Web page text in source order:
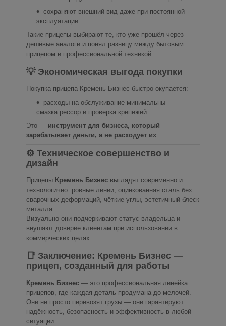
сохраняют внешний вид даже при постоянной
эксплуатации.
Такие прицепы выбирают те, кто уже прошёл через
дешёвые аналоги и понял разницу между бытовым
прицепом и профессиональной техникой.
💡 Экономическая выгода покупки
Покупка прицепа Кремень Бизнес быстро окупается:
расходы на обслуживание минимальны —
смазка рессор и проверка крепежей.
Это — инструмент для бизнеса, который
зарабатывает деньги, а не расходует их.
⚙ Техническое совершенство и
дизайн
Прицепы Кремень Бизнес выглядят современно и
технологично: ровные линии, оцинкованная сталь без
сварочных деформаций, чёткие углы, эстетичный блеск
металла.
Визуально они подчеркивают статус владельца и
внушают доверие клиентам при использовании в
коммерческих целях.
📑 Заключение: Кремень Бизнес —
прицеп, созданный для работы
Кремень Бизнес — это профессиональная линейка
прицепов, где каждая деталь продумана до мелочей.
Они не просто перевозят грузы — они гарантируют
надёжность, безопасность и эффективность в любой
ситуации.